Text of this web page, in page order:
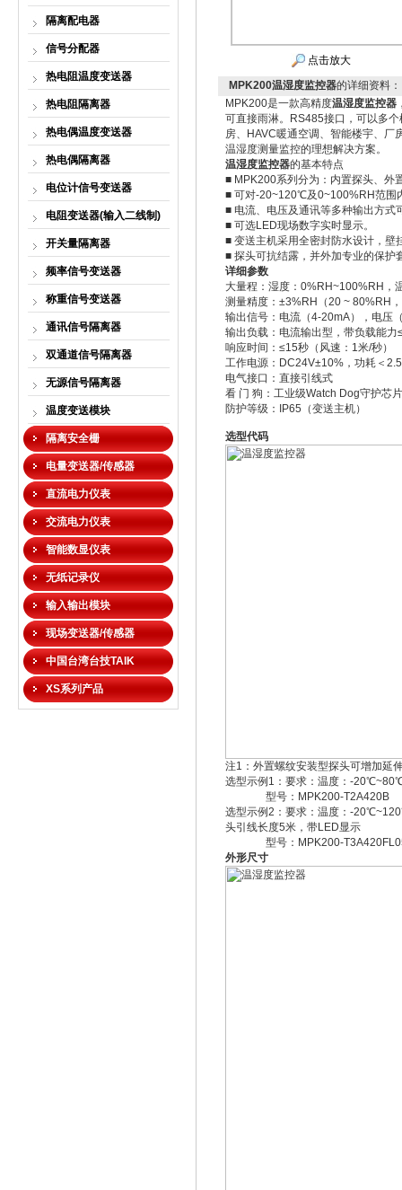
隔离配电器
信号分配器
热电阻温度变送器
热电阻隔离器
热电偶温度变送器
热电偶隔离器
电位计信号变送器
电阻变送器(输入二线制)
开关量隔离器
频率信号变送器
称重信号变送器
通讯信号隔离器
双通道信号隔离器
无源信号隔离器
温度变送模块
隔离安全栅
电量变送器/传感器
直流电力仪表
交流电力仪表
智能数显仪表
无纸记录仪
输入输出模块
现场变送器/传感器
中国台湾台技TAIK
XS系列产品
点击放大
MPK200温湿度监控器的详细资料：
MPK200是一款高精度温湿度监控器
可直接雨淋。RS485接口，可以多
房、HAVC暖通空调、智能楼宇、厂
温湿度测量监控的理想解决方案。
温湿度监控器的基本特点
■ MPK200系列分为：内置探头、外
■ 可对-20~120℃及0~100%RH范围
■ 电流、电压及通讯等多种输出方式
■ 可选LED现场数字实时显示。
■ 变送主机采用全密封防水设计，壁
■ 探头可抗结露，并外加专业的保护
详细参数
大量程：湿度：0%RH~100%RH
测量精度：±3%RH（20 ~ 80%RH
输出信号：电流（4-20mA），电压
输出负载：电流输出型，带负载能
响应时间：≤15秒（风速：1米/秒）
工作电源：DC24V±10%，功耗＜
电气接口：直接引线式
看 门 狗：工业级Watch Dog守护芯片
防护等级：IP65（变送主机）
选型代码
注1：外置螺纹安装型探头可增加延
选型示例1：要求：温度：-
型号：MPK200-T2A420B
选型示例2：要求：温度：-
头引线长度5米，带LED显示
型号：MPK200-
外形尺寸